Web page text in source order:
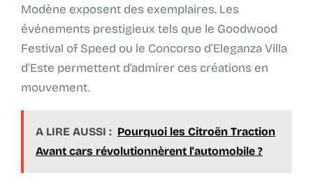
Modène exposent des exemplaires. Les
événements prestigieux tels que le Goodwood
Festival of Speed ou le Concorso d’Eleganza Villa
d’Este permettent d’admirer ces créations en
mouvement.
A LIRE AUSSI : Pourquoi les Citroën Traction
Avant cars révolutionnèrent l'automobile ?